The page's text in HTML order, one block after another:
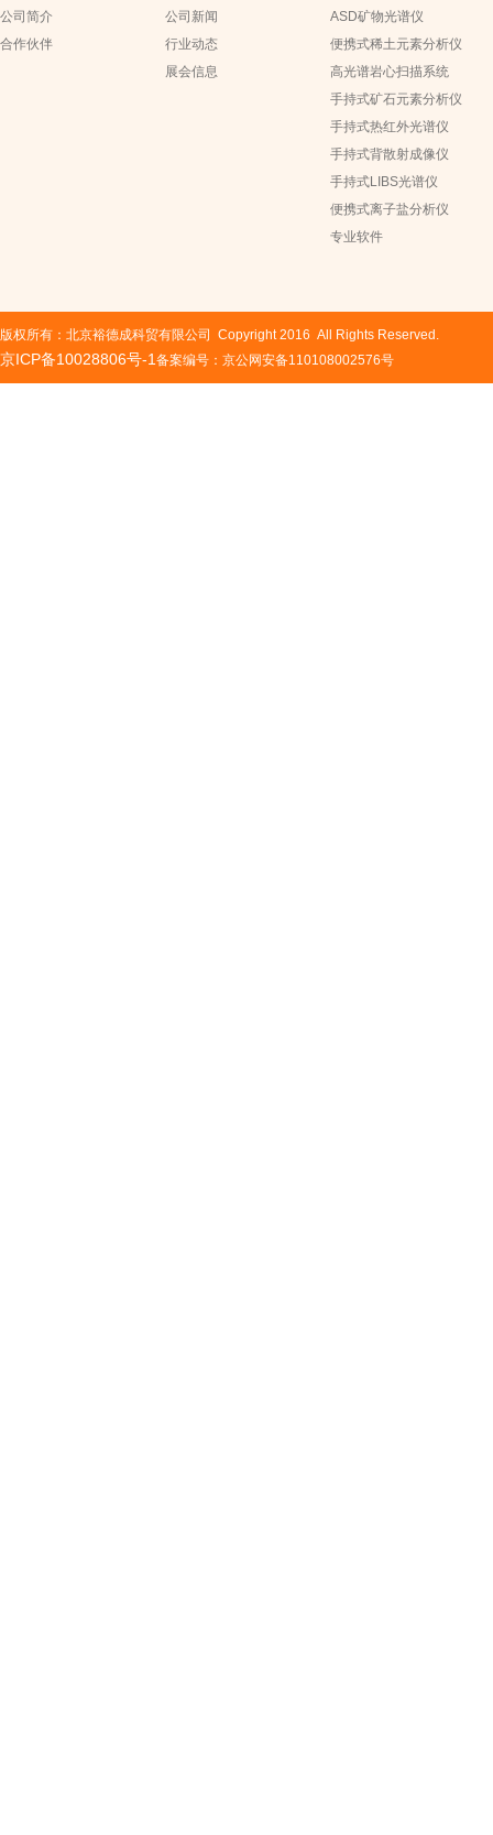
公司简介
合作伙伴
公司新闻
行业动态
展会信息
ASD矿物光谱仪
便携式稀土元素分析仪
高光谱岩心扫描系统
手持式矿石元素分析仪
手持式热红外光谱仪
手持式背散射成像仪
手持式LIBS光谱仪
便携式离子盐分析仪
专业软件
版权所有：北京裕德成科贸有限公司 Copyright 2016 All Rights Reserved.
京ICP备10028806号-1 备案编号：京公网安备110108002576号